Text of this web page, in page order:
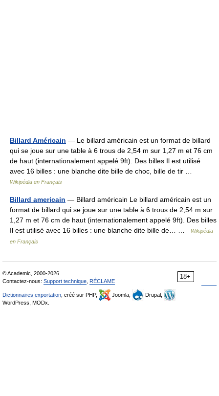
Billard Américain — Le billard américain est un format de billard
qui se joue sur une table à 6 trous de 2,54 m sur 1,27 m et 76 cm
de haut (internationalement appelé 9ft). Des billes Il est utilisé
avec 16 billes : une blanche dite bille de choc, bille de tir …
Wikipédia en Français
Billard americain — Billard américain Le billard américain est un
format de billard qui se joue sur une table à 6 trous de 2,54 m sur
1,27 m et 76 cm de haut (internationalement appelé 9ft). Des billes
Il est utilisé avec 16 billes : une blanche dite bille de… …
Wikipédia
en Français
18+
© Academic, 2000-2026
Contactez-nous: Support technique RÉCLAME
Dictionnaires exportation , créé sur PHP, Joomla,
Drupal,
WordPress, MODx.